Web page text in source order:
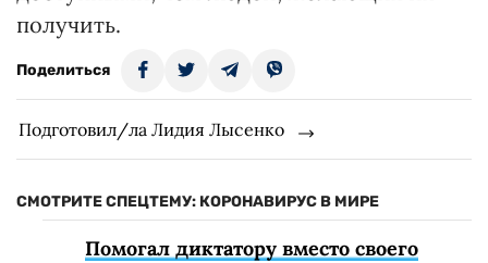
получить.
Поделиться
Подготовил/ла Лидия Лысенко
СМОТРИТЕ СПЕЦТЕМУ: КОРОНАВИРУС В МИРЕ
Помогал диктатору вместо своего